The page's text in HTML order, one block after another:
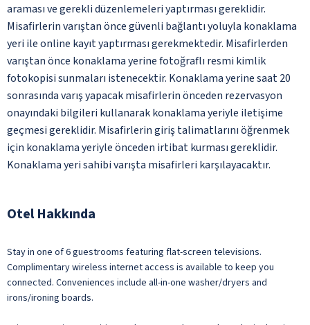
araması ve gerekli düzenlemeleri yaptırması gereklidir.
Misafirlerin varıştan önce güvenli bağlantı yoluyla konaklama
yeri ile online kayıt yaptırması gerekmektedir. Misafirlerden
varıştan önce konaklama yerine fotoğraflı resmi kimlik
fotokopisi sunmaları istenecektir. Konaklama yerine saat 20
sonrasında varış yapacak misafirlerin önceden rezervasyon
onayındaki bilgileri kullanarak konaklama yeriyle iletişime
geçmesi gereklidir. Misafirlerin giriş talimatlarını öğrenmek
için konaklama yeriyle önceden irtibat kurması gereklidir.
Konaklama yeri sahibi varışta misafirleri karşılayacaktır.
Otel Hakkında
Stay in one of 6 guestrooms featuring flat-screen televisions.
Complimentary wireless internet access is available to keep you
connected. Conveniences include all-in-one washer/dryers and
irons/ironing boards.